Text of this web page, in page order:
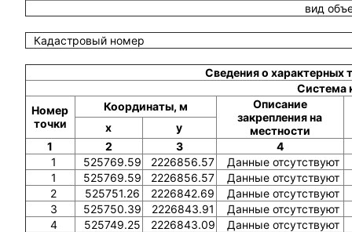
вид
Кадастровый номер
Сведения о характерных
Система
Номер
точки
Координаты, м
Описание
закрепления на
местности
x
y
1
2 3
4
1
525769.59 2226856.57
Данные отсутствуют
1
525769.59 2226856.57
Данные отсутствуют
2
525751.26 2226842.69
Данные отсутствуют
3
525750.39 2226843.91
Данные отсутствуют
4
525749.25 2226843.09
Данные отсутствуют